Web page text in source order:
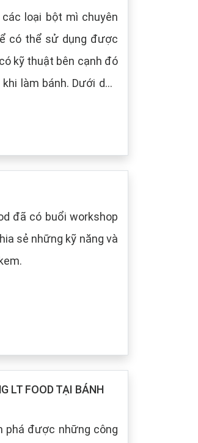
loại bột mì chuyên
có thể sử dụng được
kỹ thuật bên cạnh đó
Dưới dây,
cho các loại bột
đã có buổi workshop
sẻ những kỹ năng và
LT FOOD TẠI BÁNH
phá được những công